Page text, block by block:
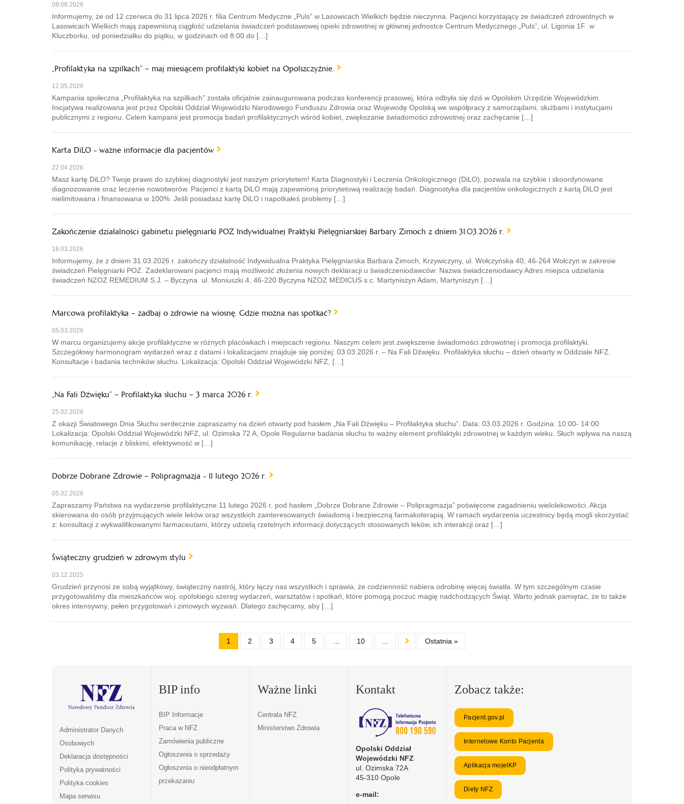
09.06.2026
Informujemy, że od 12 czerwca do 31 lipca 2026 r. filia Centrum Medyczne „Puls” w Lasowicach Wielkich będzie nieczynna. Pacjenci korzystający ze świadczeń zdrowotnych w
Lasowicach Wielkich mają zapewnioną ciągłość udzielania świadczeń podstawowej opieki zdrowotnej w głównej jednostce Centrum Medycznego „Puls”, ul. Ligonia 1F w
Kluczborku, od poniedziałku do piątku, w godzinach od 8:00 do […]
„Profilaktyka na szpilkach” – maj miesiącem profilaktyki kobiet na Opolszczyźnie.
12.05.2026
Kampania społeczna „Profilaktyka na szpilkach” została oficjalnie zainaugurowana podczas konferencji prasowej, która odbyła się dziś w Opolskim Urzędzie Wojewódzkim.
Inicjatywa realizowana jest przez Opolski Oddział Wojewódzki Narodowego Funduszu Zdrowia oraz Wojewodę Opolską we współpracy z samorządami, służbami i instytucjami
publicznymi z regionu. Celem kampanii jest promocja badań profilaktycznych wśród kobiet, zwiększanie świadomości zdrowotnej oraz zachęcanie […]
Karta DiLO - ważne informacje dla pacjentów
22.04.2026
Masz kartę DiLO? Twoje prawo do szybkiej diagnostyki jest naszym priorytetem! Karta Diagnostyki i Leczenia Onkologicznego (DiLO), pozwala na szybkie i skoordynowane
diagnozowanie oraz leczenie nowotworów. Pacjenci z kartą DiLO mają zapewnioną priorytetową realizację badań. Diagnostyka dla pacjentów onkologicznych z kartą DiLO jest
nielimitowana i finansowana w 100%. Jeśli posiadasz kartę DiLO i napotkałeś problemy […]
Zakończenie działalności gabinetu pielęgniarki POZ Indywidualnej Praktyki Pielęgniarskiej Barbary Zimoch z dniem 31.03.2026 r.
16.03.2026
Informujemy, że z dniem 31.03.2026 r. zakończy działalność Indywidualna Praktyka Pielęgniarska Barbara Zimoch, Krzywiczyny, ul. Wołczyńska 40, 46-264 Wołczyn w zakresie
świadczeń Pielęgniarki POZ. Zadeklarowani pacjenci mają możliwość złożenia nowych deklaracji u świadczeniodawców: Nazwa świadczeniodawcy Adres miejsca udzielania
świadczeń NZOZ REMEDIUM S.J. – Byczyna ul. Moniuszki 4, 46-220 Byczyna NZOZ MEDICUS s.c. Martyniszyn Adam, Martyniszyn […]
Marcowa profilaktyka – zadbaj o zdrowie na wiosnę. Gdzie można nas spotkać?
05.03.2026
W marcu organizujemy akcje profilaktyczne w różnych placówkach i miejscach regionu. Naszym celem jest zwiększenie świadomości zdrowotnej i promocja profilaktyki.
Szczegółowy harmonogram wydarzeń wraz z datami i lokalizacjami znajduje się poniżej: 03.03.2026 r. – Na Fali Dźwięku. Profilaktyka słuchu – dzień otwarty w Oddziale NFZ.
Konsultacje i badania techników słuchu. Lokalizacja: Opolski Oddział Wojewódzki NFZ, […]
„Na Fali Dźwięku” – Profilaktyka słuchu – 3 marca 2026 r.
25.02.2026
Z okazji Światowego Dnia Słuchu serdecznie zapraszamy na dzień otwarty pod hasłem „Na Fali Dźwięku – Profilaktyka słuchu”. Data: 03.03.2026 r. Godzina: 10:00- 14:00
Lokalizacja: Opolski Oddział Wojewódzki NFZ, ul. Ozimska 72 A, Opole Regularne badania słuchu to ważny element profilaktyki zdrowotnej w każdym wieku. Słuch wpływa na naszą
komunikację, relacje z bliskimi, efektywność w […]
Dobrze Dobrane Zdrowie – Polipragmazja - 11 lutego 2026 r.
05.02.2026
Zapraszamy Państwa na wydarzenie profilaktyczne 11 lutego 2026 r. pod hasłem „Dobrze Dobrane Zdrowie – Polipragmazja” poświęcone zagadnieniu wielolekowości. Akcja
skierowana do osób przyjmujących wiele leków oraz wszystkich zainteresowanych świadomą i bezpieczną farmakoterapią. W ramach wydarzenia uczestnicy będą mogli skorzystać
z: konsultacji z wykwalifikowanymi farmaceutami, którzy udzielą rzetelnych informacji dotyczących stosowanych leków, ich interakcji oraz […]
Świąteczny grudzień w zdrowym stylu
03.12.2025
Grudzień przynosi ze sobą wyjątkowy, świąteczny nastrój, który łączy nas wszystkich i sprawia, że codzienność nabiera odrobinę więcej światła. W tym szczególnym czasie
przygotowaliśmy dla mieszkańców woj. opolskiego szereg wydarzeń, warsztatów i spotkań, które pomogą poczuć magię nadchodzących Świąt. Warto jednak pamiętać, że to także
okres intensywny, pełen przygotowań i zimowych wyzwań. Dlatego zachęcamy, aby […]
1 2 3 4 5 10 Ostatnia »
Administrator Danych
Osobowych
Deklaracja dostępności
Polityka prywatności
Polityka cookies
Mapa serwisu
BIP info
BIP Informacje
Praca w NFZ
Zamówienia publiczne
Ogłoszenia o sprzedaży
Ogłoszenia o nieodpłatnym
przekazaniu
Ważne linki
Centrala NFZ
Ministerstwo Zdrowia
Kontakt
Opolski Oddział
Wojewódzki NFZ
ul. Ozimska 72A
45-310 Opole
e-mail:
Zobacz także:
Pacjent.gov.pl
Internetowe Konto Pacjenta
Aplikacja mojeIKP
Diety NFZ